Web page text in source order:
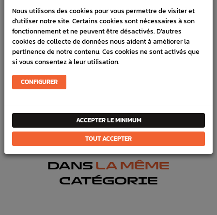
DÉTAILS DU PRODUIT
LIVRAISON
VÉHICULES COMPATIBLE
Référence :3332
Silent bloc, rotules , tirants, triangles
DANS LA MÊME
CATÉGORIE
Nous utilisons des cookies pour vous permettre de visiter et
d'utiliser notre site. Certains cookies sont nécessaires à son
fonctionnement et ne peuvent être désactivés. D'autres
cookies de collecte de données nous aident à améliorer la
pertinence de notre contenu. Ces cookies ne sont activés que
si vous consentez à leur utilisation.
CONFIGURER
ACCEPTER LE MINIMUM
TOUT ACCEPTER